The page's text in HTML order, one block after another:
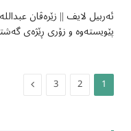
ئەربیل لایف || زێرەڤان
پێویستەوە و زۆری ڕێژەی
1
2
3
Next